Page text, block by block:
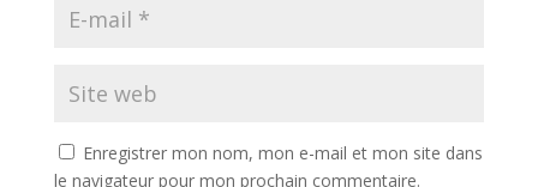
Enregistrer mon nom, mon e-mail et mon site dans
le navigateur pour mon prochain commentaire.